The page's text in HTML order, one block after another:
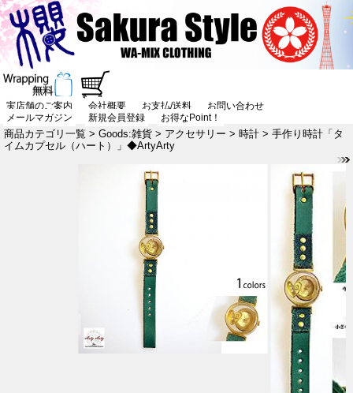
実店舗のご案内 会社概要 お支払/送料
お問い合わせ
メールマガジン
新規会員登録 お得なPoint！
商品カテゴリ一覧 > Goods:雑貨 > アクセサリー > 時計 > 手作り時計「タ
イムカプセル（ハート）」◆ArtyArty